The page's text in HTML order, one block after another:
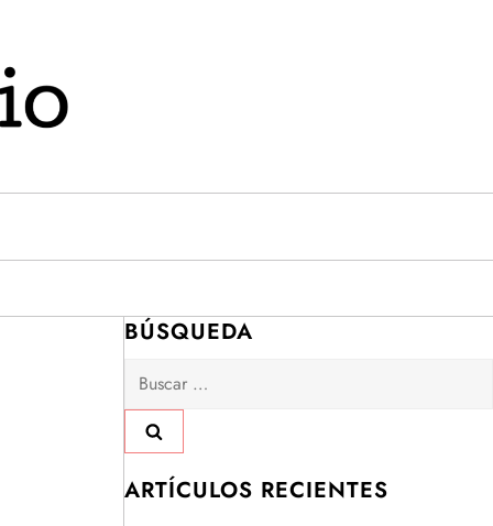
BÚSQUEDA
Buscar:
ARTÍCULOS RECIENTES